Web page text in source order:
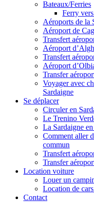
Bateaux/Ferries
Ferry
Aéroports de la
Aéroport de
Transfert
Aéroport
Transfert
Aéroport
Transfer
Voyager avec
Sardaigne
Se déplacer
Circuler en
Le Trenino
La Sardaigne
Comment aller
commun
Transfert
Transfer
Location voiture
Louer un
Location de
Contact